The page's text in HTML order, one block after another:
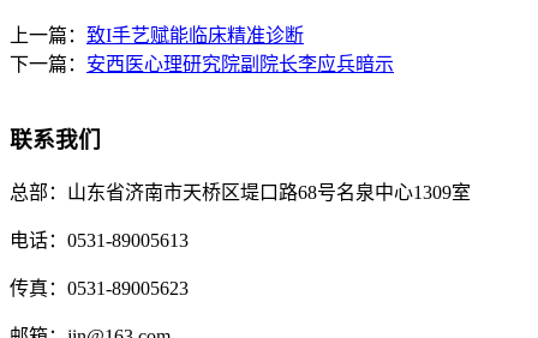
上一篇： 致I手艺赋能临床精准诊断
下一篇： 安西医心理研究院副院长李应兵暗示
联系我们
总部： 山东省济南市天桥区堤口路68号名泉中心1309室
电话： 0531-89005613
传真： 0531-89005623